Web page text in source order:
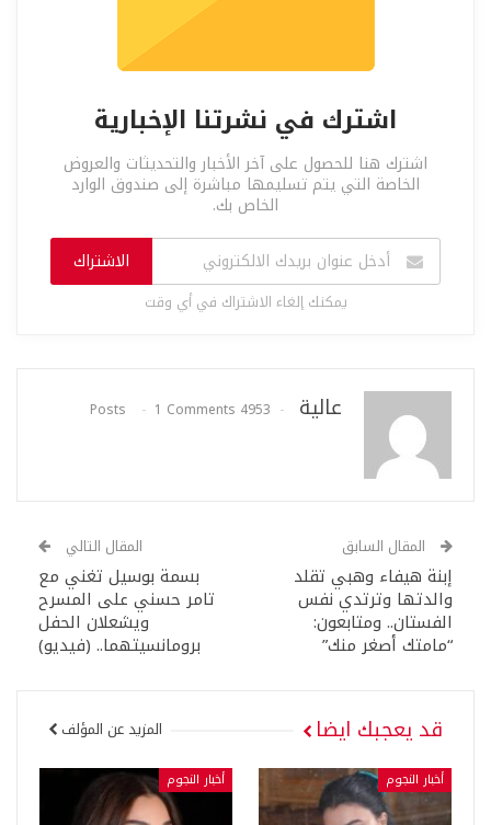
اشترك في نشرتنا الإخبارية
اشترك هنا للحصول على آخر الأخبار والتحديثات والعروض
الخاصة التي يتم تسليمها مباشرة إلى صندوق الوارد
الخاص بك.
الاشتراك
يمكنك إلغاء الاشتراك في أي وقت
عالية 4953 Posts
1 Comments
المقال السابق
إبنة هيفاء وهبي تقلد
والدتها وترتدي نفس
الفستان.. ومتابعون:
“مامتك أصغر منك”
المقال التالي
بسمة بوسيل تغني مع
تامر حسني على المسرح
ويشعلان الحفل
برومانسيتهما.. (فيديو)
قد يعجبك ايضا المزيد عن المؤلف
أخبار النجوم أخبار النجوم